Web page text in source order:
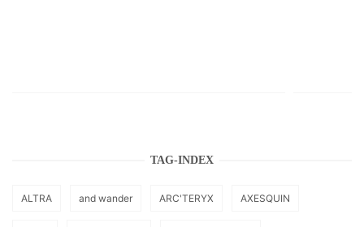
TAG-INDEX
ALTRA and wander ARC'TERYX AXESQUIN